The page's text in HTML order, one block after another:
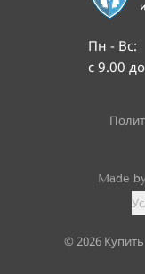
Пн - Вс:
с 9.00
© 2026Купить
Made